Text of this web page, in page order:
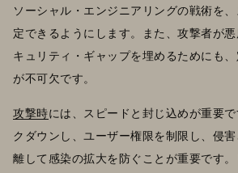
ソーシャル・エンジニアリングの戦術を
定できるようにします。また、攻撃者が
キュリティ・ギャップを埋めるためにも
が不可欠です。
攻撃時には、スピードと封じ込めが重要
クダウンし、ユーザー権限を制限し、侵
離して感染の拡大を防ぐことが重要です